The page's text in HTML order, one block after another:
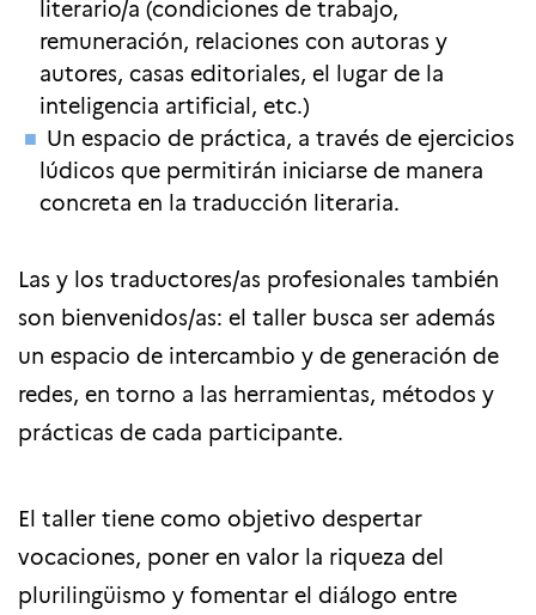
literario/a (condiciones de trabajo,
remuneración, relaciones con autoras y
autores, casas editoriales, el lugar de la
inteligencia artificial, etc.)
Un espacio de práctica, a través de ejercicios
lúdicos que permitirán iniciarse de manera
concreta en la traducción literaria.
Las y los traductores/as profesionales también
son bienvenidos/as: el taller busca ser además
un espacio de intercambio y de generación de
redes, en torno a las herramientas, métodos y
prácticas de cada participante.
El taller tiene como objetivo despertar
vocaciones, poner en valor la riqueza del
plurilingüismo y fomentar el diálogo entre